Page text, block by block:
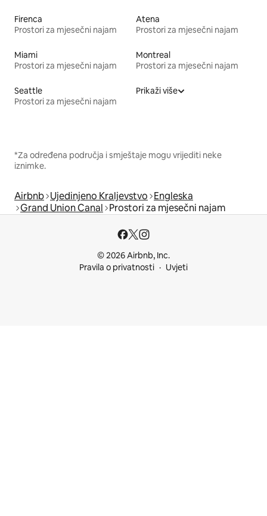
Firenca
Prostori za mjesečni najam
Atena
Prostori za mjesečni najam
Miami
Prostori za mjesečni najam
Montreal
Prostori za mjesečni najam
Seattle
Prostori za mjesečni najam
Prikaži više
*Za određena područja i smještaje mogu vrijediti neke
iznimke.
Airbnb Ujedinjeno Kraljevstvo Engleska
Grand Union Canal Prostori za mjesečni najam
© 2026 Airbnb, Inc.
Pravila o privatnosti
Uvjeti